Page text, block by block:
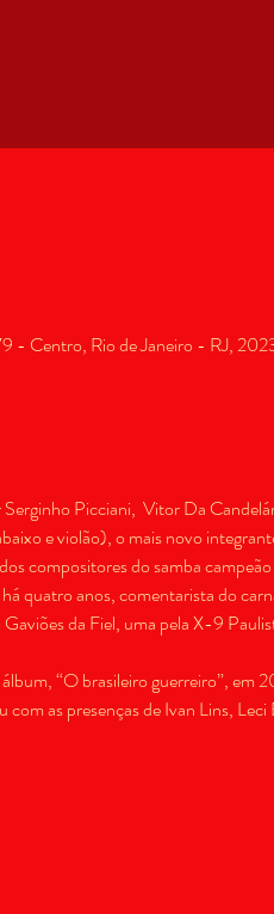
- Centro, Rio de Janeiro - RJ,
Picciani,  Vitor Da
e violão), o mais novo
compositores do samba
quatro anos, comentarista do
“O brasileiro guerreiro”,
as presenças de Ivan Lins,